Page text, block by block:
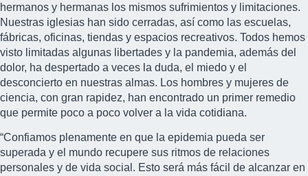
hermanos y hermanas los mismos sufrimientos y limitaciones.
Nuestras iglesias han sido cerradas, así como las escuelas,
fábricas, oficinas, tiendas y espacios recreativos. Todos hemos
visto limitadas algunas libertades y la pandemia, además del
dolor, ha despertado a veces la duda, el miedo y el
desconcierto en nuestras almas. Los hombres y mujeres de
ciencia, con gran rapidez, han encontrado un primer remedio
que permite poco a poco volver a la vida cotidiana.
“Confiamos plenamente en que la epidemia pueda ser
superada y el mundo recupere sus ritmos de relaciones
personales y de vida social. Esto será más fácil de alcanzar en